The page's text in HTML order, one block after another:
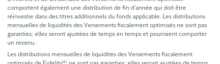
comportent également une distribution de fin d’année qui doit être
réinvestie dans des titres additionnels du fonds applicable. Les distributions
mensuelles de liquidités des Versements fiscalement optimisés ne sont pas
garanties; elles seront ajustées de temps en temps et pourraient comporter
un revenu.
Les distributions mensuelles de liquidités des Versements fiscalement
MC